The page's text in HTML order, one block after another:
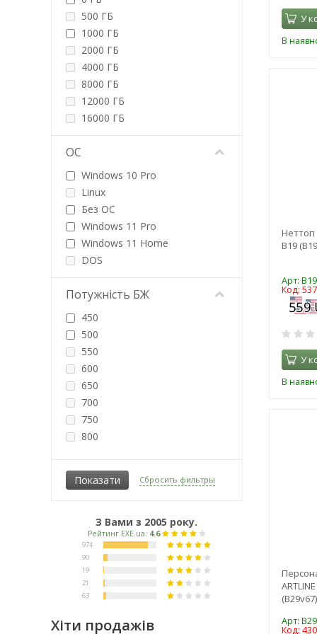
У
В
Неттоп
B19
Арт:
Код:
У
В
(B29v67)
Арт:
Код:
2000 ГБ
4000 ГБ
500 ГБ
1000 ГБ
2000 ГБ
4000 ГБ
8000 ГБ
12000 ГБ
16000 ГБ
ОС
Windows 10 Pro
Linux
Без ОС
Windows 11 Pro
Windows 11 Home
DOS
Потужність БЖ
450
500
550
600
650
700
750
800
1000
1050
1300
1600
Сбросить фильтры
З Вами з 2005 року.
Хіти продажів